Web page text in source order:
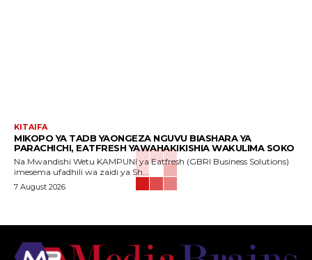
KITAIFA
MIKOPO YA TADB YAONGEZA NGUVU BIASHARA YA
PARACHICHI, EATFRESH YAWAHAKIKISHIA WAKULIMA SOKO
Na Mwandishi Wetu KAMPUNI ya Eatfresh (GBRI Business Solutions)
imesema ufadhili wa zaidi ya Sh...
7 August 2026